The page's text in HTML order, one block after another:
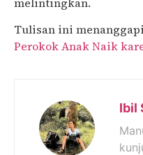
Tulisan ini menanggapi
Perokok Anak Naik
Ibil